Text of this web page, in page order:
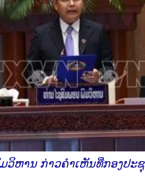
ວິຫານ ກ່າວຄຳເຫັນທີ່ກອງປະຊຸ